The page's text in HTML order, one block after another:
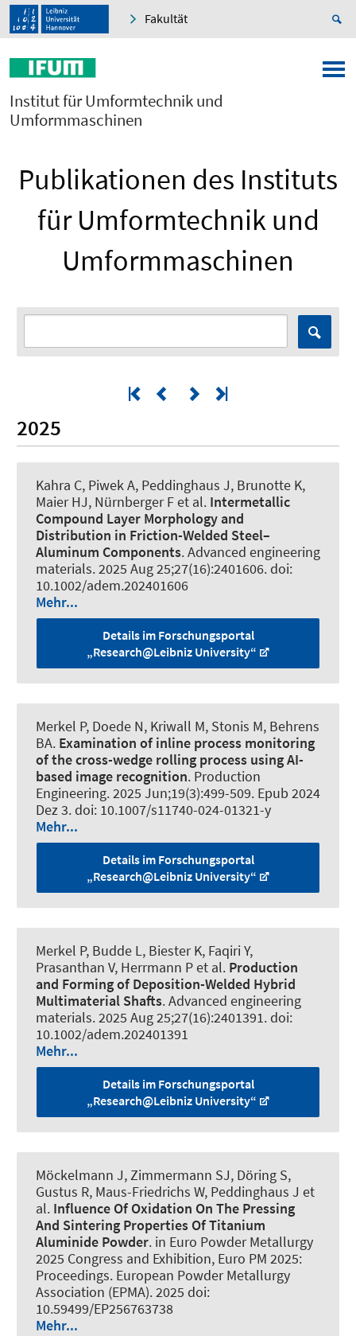
Fakultät
Institut für Umformtechnik und
Umformmaschinen
Publikationen des Instituts
für Umformtechnik und
Umformmaschinen
2025
Kahra C, Piwek A, Peddinghaus J, Brunotte K,
Maier HJ, Nürnberger Fet al. Intermetallic
Compound Layer Morphology and
Distribution in Friction-Welded Steel–
Aluminum Components.Advanced engineering
materials. 2025 Aug 25;27(16):2401606. doi:
10.1002/adem.202401606
Mehr...
Details im Forschungsportal
„Research@Leibniz University“
Merkel P, Doede N, Kriwall M, Stonis M, Behrens
BA. Examination of inline process monitoring
of the cross-wedge rolling process using AI-
based image recognition. Production
Engineering. 2025 Jun;19(3):499-509. Epub 2024
Dez 3. doi: 10.1007/s11740-024-01321-y
Mehr...
Details im Forschungsportal
„Research@Leibniz University“
Merkel P, Budde L, Biester K, Faqiri Y,
Prasanthan V, Herrmann P et al. Production
and Forming of Deposition-Welded Hybrid
Multimaterial Shafts.Advanced engineering
materials. 2025 Aug 25;27(16):2401391. doi:
10.1002/adem.202401391
Mehr...
Details im Forschungsportal
„Research@Leibniz University“
Möckelmann J, Zimmermann SJ, Döring S,
Gustus R, Maus-Friedrichs W, Peddinghaus J et
al. Influence Of Oxidation On The Pressing
And Sintering Properties Of Titanium
Aluminide Powder. in Euro Powder Metallurgy
2025 Congress and Exhibition, Euro PM 2025:
Proceedings. European Powder Metallurgy
Association (EPMA). 2025 doi:
10.59499/EP256763738
Mehr...